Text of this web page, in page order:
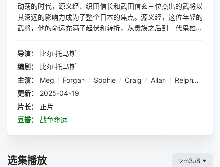
动荡的时代，源义经、织田信长和武田信玄三位杰出的武将以
其深远的影响力成为了整个日本的焦点。源义经，这位年轻的
武将，他的命运充满了起伏和转折，从贵族之后到一代枭雄，
长，以其独特的领导风格和卓越的军事才能，从一个默默无闻
震撼。而武田信玄，这位以勇猛著称的武将，他的目标是统一
天下，他的智谋和力量让他在战场上无人能敌。剧中，三位主
角的命运交织在一起，他们的关系错综复杂，既有合作也有背
叛，既有忠诚也有背叛。他们的故事不仅仅是战斗和权力的争
夺，更是对人性、道德和命运的深刻探讨。这部剧通过精彩的
剧情和出色的表演，将观众带入了那个动荡的时代，让我们亲
眼见证了这些英雄人物的崛起与陨落。
导演：
比尔·托马斯
编剧：
比尔·托马斯
主演：
Meg / Forgan / Sophie / Craig / Allan / Relph
更新：
2025-04-19
片长：
正片
豆瓣：
战争命运
选集播放 lzm3u8